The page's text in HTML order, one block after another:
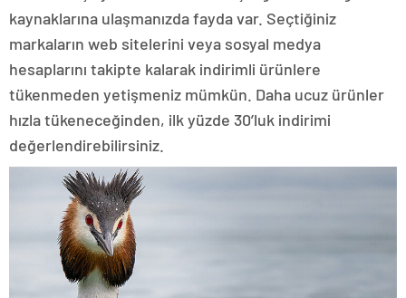
kaynaklarına ulaşmanızda fayda var. Seçtiğiniz
markaların web sitelerini veya sosyal medya
hesaplarını takipte kalarak indirimli ürünlere
tükenmeden yetişmeniz mümkün. Daha ucuz ürünler
hızla tükeneceğinden, ilk yüzde 30’luk indirimi
değerlendirebilirsiniz.